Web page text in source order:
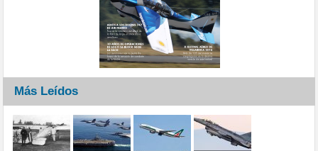
Más Leídos